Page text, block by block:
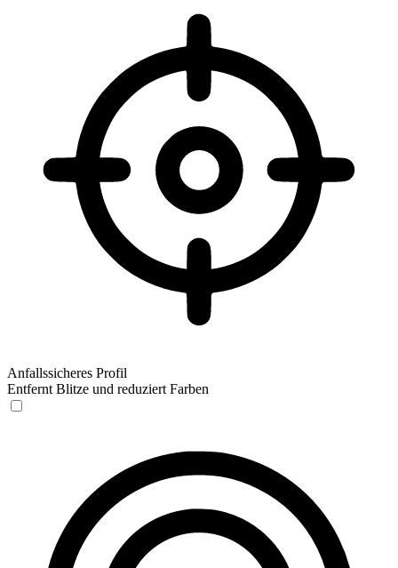
Anfallssicheres Profil
Entfernt Blitze und reduziert Farben